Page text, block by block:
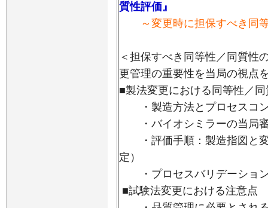
質性評価』
～変更時に担保すべき同等
＜担保すべき同等性／同質性
更管理の重要性を当局の視点
■製法変更における同等性／
・製造方法とプロセスコ
・バイオシミラーの当局
・評価手順：製造指図と変
定）
・プロセスバリデーション
■試験法変更における注意点